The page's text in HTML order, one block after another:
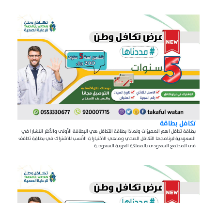
تكافل بطاقة
بطاقة تكافل اهم المميزات ولماذا بطاقة التكافل هي البطاقة الأولى والأكثر انتشارا في
السعودية لبرنامجها التكافل الصحي وماهي الاختيارات الأنسب للاشتراك في بطاقة تكافف
في المجتمع السعودي بالمملكة العربية السعودية